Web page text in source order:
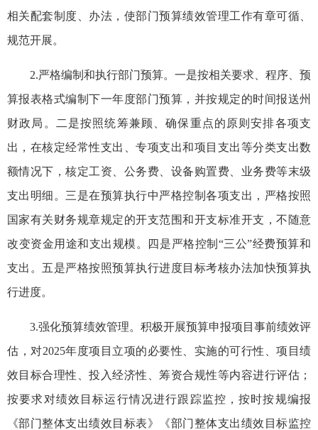
相关配套制度、办法，使部门预算绩效管理工作有章可循、
规范开展。
2.严格编制和执行部门预算。一是按相关要求、程序、预
算报表格式编制下一年度部门预算，并按规定的时间报送州
财政局。二是按照统筹兼顾、确保重点的原则安排各项支
出，在核定经常性支出、专项支出和项目支出等分类支出数
额情况下，核定工资、公务费、 设备购置费 、业务费等末级
支出明细。三是在预算执行中严格控制各项支出，严格按照
国家有关财务规章规定的开支范围和开支标准开支，不随意
改变资金用途和支出规模。四是严格控制“三公”经费预算和
支出。五是严格按照预算执行进度目标考核办法加快预算执
行进度。
3.强化预算绩效管理。积极开展预算申报项目事前绩效评
估，对2025年度项目立项的必要性、实施的可行性、项目绩
效目标合理性、投入经济性、筹资合规性等内容进行评估；
按要求对绩效目标运行情况进行跟踪监控，按时按规编报
《部门整体支出绩效目标表》《部门整体支出绩效目标监控